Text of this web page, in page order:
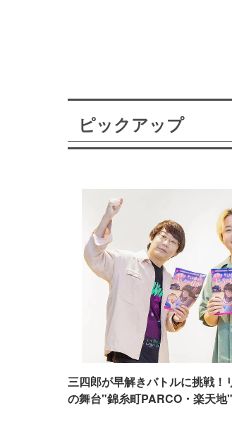
ピックアップ
三四郎が早解きバトルに挑戦！
の舞台"錦糸町PARCO・楽天地